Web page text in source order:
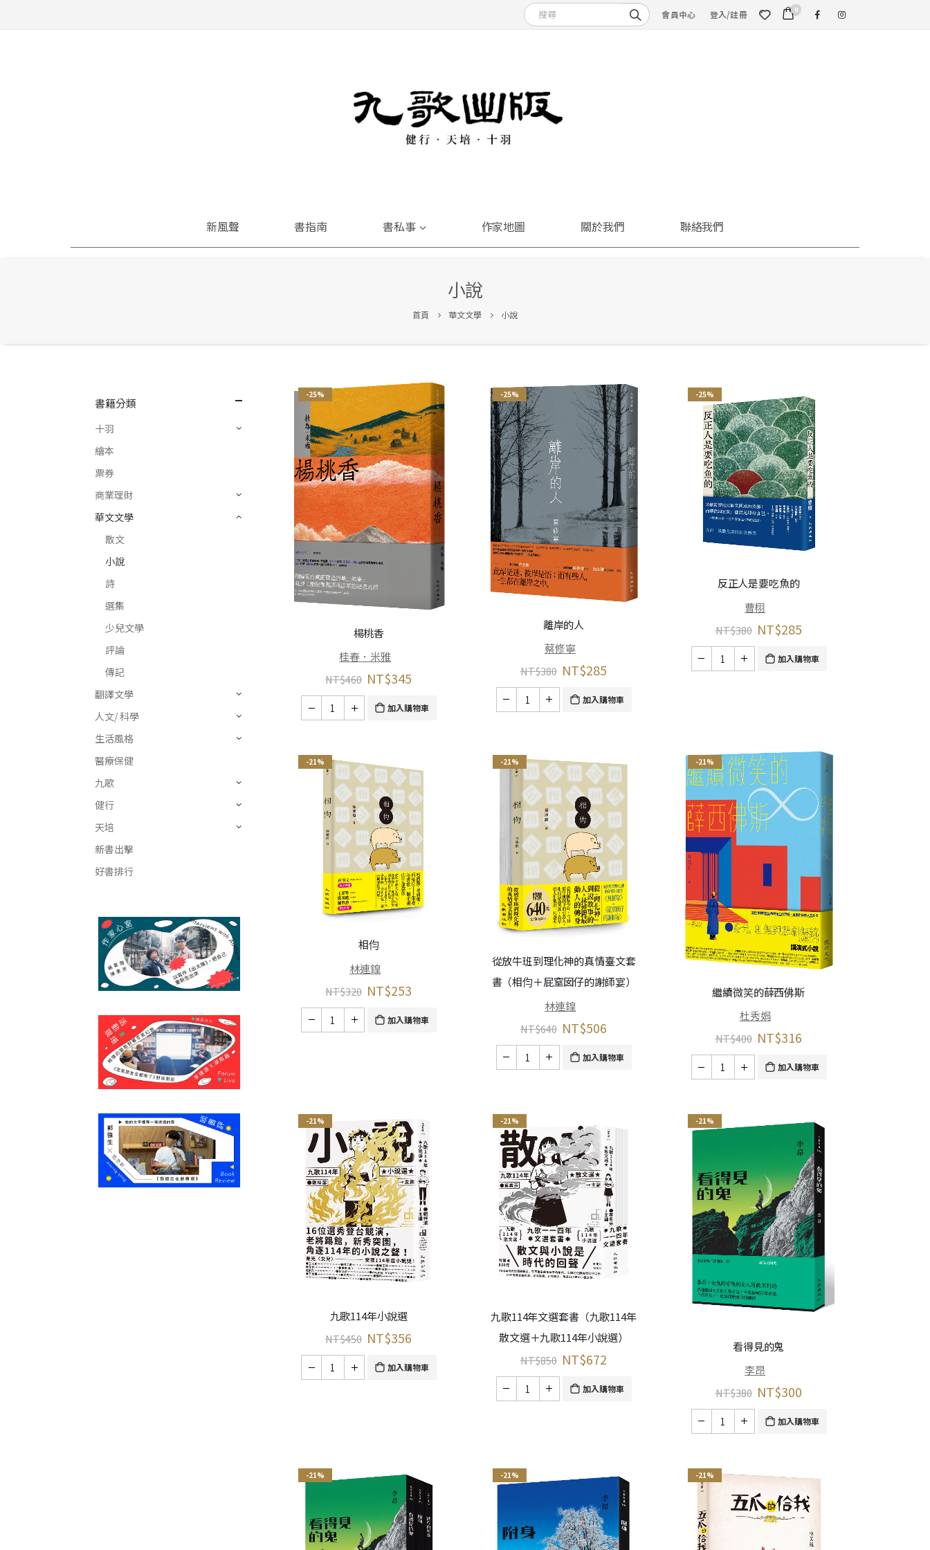
會員中心 登入/註冊 0
新風聲 書指南 書私事 作家地圖 關於我們 聯絡我們
小說
首頁 華文文學 小說
-25%
楊桃香
桂春．米雅
NT$460 NT$345
加入購物車
-25%
離岸的人
蔡修寧
NT$380 NT$285
加入購物車
-25%
反正人是要吃魚的
曹栩
NT$380 NT$285
加入購物車
-21%
相伨
林連鍠
NT$320 NT$253
加入購物車
-21%
從放牛班到理化神的真情臺文套
書（相伨＋屁窒囡仔的謝師宴）
林連鍠
NT$640 NT$506
加入購物車
-21%
繼續微笑的薛西佛斯
杜秀娟
NT$400 NT$316
加入購物車
-21%
九歌114年小說選
NT$450 NT$356
加入購物車
-21%
九歌114年文選套書（九歌114年
散文選＋九歌114年小說選）
NT$850 NT$672
加入購物車
-21%
看得見的鬼
李昂
NT$380 NT$300
加入購物車
-21% -21% -21%
書籍分類
十羽
繪本
票券
商業理財
華文文學
散文
小說
詩
選集
少兒文學
評論
傳記
翻譯文學
人文/ 科學
生活風格
醫療保健
九歌
健行
天培
新書出擊
好書排行